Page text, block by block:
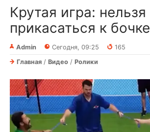
Крутая игра: нельзя
прикасаться к бочке⁠⁠
Admin Сегодня, 09:25
165
Главная / Видео / Ролики